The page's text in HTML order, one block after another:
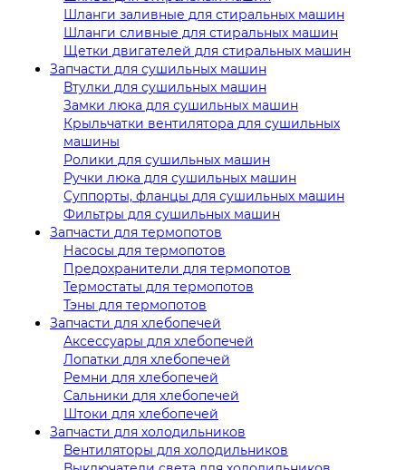
Шланги заливные для стиральных машин
Шланги сливные для стиральных машин
Щетки двигателей для стиральных машин
Запчасти для сушильных машин
Втулки для сушильных машин
Замки люка для сушильных машин
Крыльчатки вентилятора для сушильных
машины
Ролики для сушильных машин
Ручки люка для сушильных машин
Суппорты, фланцы для сушильных машин
Фильтры для сушильных машин
Запчасти для термопотов
Насосы для термопотов
Предохранители для термопотов
Термостаты для термопотов
Тэны для термопотов
Запчасти для хлебопечей
Аксессуары для хлебопечей
Лопатки для хлебопечей
Ремни для хлебопечей
Сальники для хлебопечей
Штоки для хлебопечей
Запчасти для холодильников
Вентиляторы для холодильников